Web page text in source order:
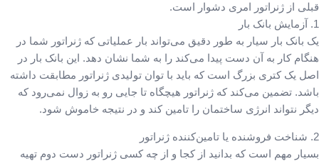
قبلی از ژنراتور امری دشوار است.
1. آزمایش بانک بار
یک بانک بار سیار به طور دقیق می‌تواند بار عملیاتی که ژنراتور شما در
هنگام کار به آن دست پیدا می‌کند را به شما نشان دهد. این بانک بار در
اصل یک کتری بزرگ است که باید با توان تولیدی ژنراتور مطابقت داشته
باشد. تضمین می‌کند که ژنراتور هیچگاه تا جایی رو به زوال نمی‌رود که
دیگر نتواند انرژی ساختمان را تامین کند و در نتیجه خاموش شود. ‌‌‌‌
2. شناخت فروشنده یا تامین‌کننده ژنراتور
بسیار مهم است که بدانید از کجا و از چه کسی ژنراتور دست دوم تهیه